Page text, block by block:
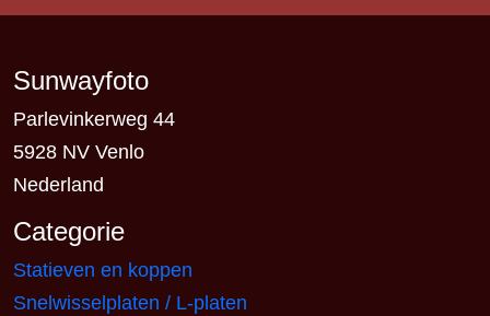
Sunwayfoto
Parlevinkerweg 44
5928 NV Venlo
Nederland
Categorie
Statieven en koppen
Snelwisselplaten / L-platen